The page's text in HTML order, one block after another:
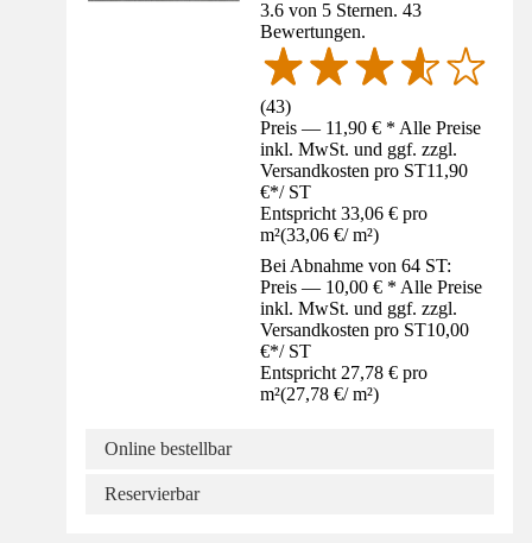
3.6 von 5 Sternen. 43
Bewertungen.
(43)
Preis — 11,90 € * Alle Preise
inkl. MwSt. und ggf. zzgl.
Versandkosten pro ST11,90
€*/ ST
Entspricht 33,06 € pro
m²(33,06 €/ m²)
Bei Abnahme von 64 ST:
Preis — 10,00 € * Alle Preise
inkl. MwSt. und ggf. zzgl.
Versandkosten pro ST10,00
€*/ ST
Entspricht 27,78 € pro
m²(27,78 €/ m²)
Online bestellbar
Reservierbar